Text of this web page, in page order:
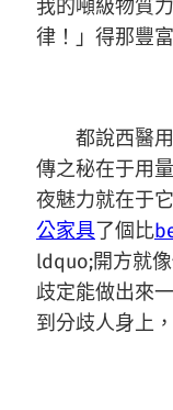
我的噸級物質
律！」得那豐
都說西醫
傳之秘在于用
夜魅力就在于
公家具了個比
ldquo;開方就
歧定能做出來
到分歧人身上